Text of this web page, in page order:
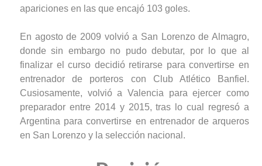
apariciones en las que encajó 103 goles.
En agosto de 2009 volvió a San Lorenzo de Almagro,
donde sin embargo no pudo debutar, por lo que al
finalizar el curso decidió retirarse para convertirse en
entrenador de porteros con Club Atlético Banfiel.
Cusiosamente, volvió a Valencia para ejercer como
preparador entre 2014 y 2015, tras lo cual regresó a
Argentina para convertirse en entrenador de arqueros
en San Lorenzo y la selección nacional.